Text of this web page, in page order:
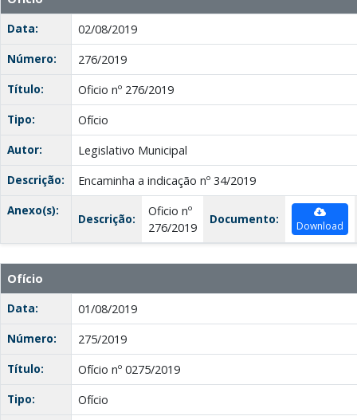
Data:
02/08/2019
Número:
276/2019
Título:
Oficio nº 276/2019
Tipo:
Ofício
Autor:
Legislativo Municipal
Descrição:
Encaminha a indicação nº 34/2019
Anexo(s):
Descrição:
Oficio nº
276/2019
Documento: Download
Ofício
Data:
01/08/2019
Número:
275/2019
Título:
Ofício nº 0275/2019
Tipo:
Ofício